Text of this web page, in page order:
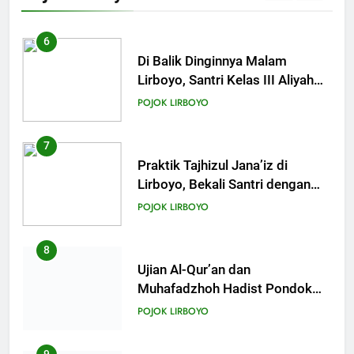
Silaturahmi
KHUTBAH
Lailatul Qadar
KHUTBAH
KHUTBAH
6
Di Balik Dinginnya Malam
Lirboyo, Santri Kelas III Aliyah
Belajar Praktik Tajhizul Janaiz
POJOK LIRBOYO
7
Praktik Tajhizul Jana’iz di
Lirboyo, Bekali Santri dengan
Keterampilan Merawat Jenazah
POJOK LIRBOYO
8
Ujian Al-Qur’an dan
Muhafadzhoh Hadist Pondok
Lirboyo
POJOK LIRBOYO